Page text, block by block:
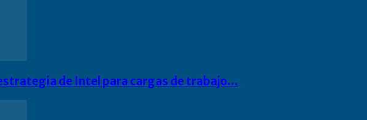
de Intel para cargas de trabajo…